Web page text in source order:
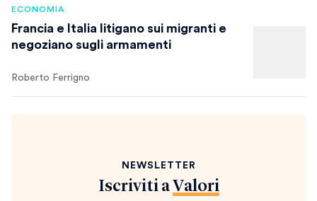
ECONOMIA
Francia e Italia litigano sui migranti e
negoziano sugli armamenti
Roberto Ferrigno
NEWSLETTER
Iscriviti a Valori